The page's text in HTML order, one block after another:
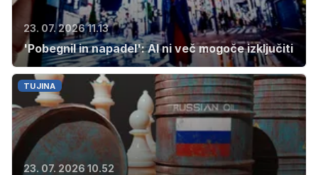
23. 07. 2026 11.13
'Pobegnil in napadel': AI ni več mogoče izključiti
TUJINA
23. 07. 2026 10.52